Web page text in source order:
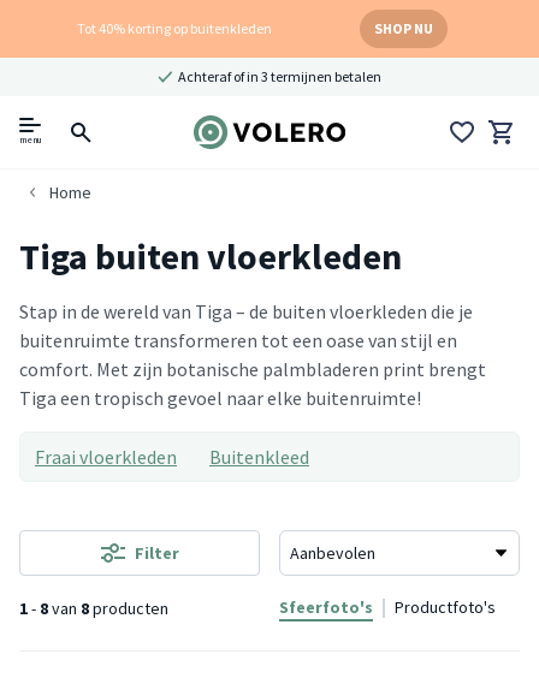
Tot 40% korting op buitenkleden SHOP NU
Achteraf of in 3 termijnen betalen
menu
Home
Tiga buiten vloerkleden
Stap in de wereld van Tiga – de buiten vloerkleden die je
buitenruimte transformeren tot een oase van stijl en
comfort. Met zijn botanische palmbladeren print brengt
Tiga een tropisch gevoel naar elke buitenruimte!
Fraai vloerkleden Buitenkleed
1- 8van 8producten
Filter
Sfeerfoto's Productfoto's